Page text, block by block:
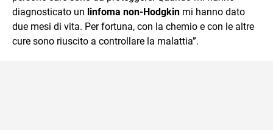
diagnosticato un linfoma non-Hodgkin mi hanno dato
due mesi di vita. Per fortuna, con la chemio e con le altre
cure sono riuscito a controllare la malattia”.